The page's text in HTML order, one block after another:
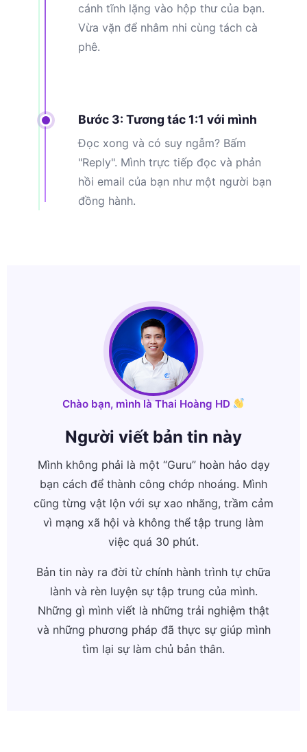
cánh tĩnh lặng vào hộp thư của bạn.
Vừa vặn để nhâm nhi cùng tách cà
phê.
Bước 3: Tương tác 1:1 với mình
Đọc xong và có suy ngẫm? Bấm
"Reply". Mình trực tiếp đọc và phản
hồi email của bạn như một người bạn
đồng hành.
Chào bạn, mình là Thai Hoàng HD
Người viết bản tin này
Mình không phải là một “Guru” hoàn hảo dạy
bạn cách để thành công chớp nhoáng. Mình
cũng từng vật lộn với sự xao nhãng, trầm cảm
vì mạng xã hội và không thể tập trung làm
việc quá 30 phút.
Bản tin này ra đời từ chính hành trình tự chữa
lành và rèn luyện sự tập trung của mình.
Những gì mình viết là những trải nghiệm thật
và những phương pháp đã thực sự giúp mình
tìm lại sự làm chủ bản thân.